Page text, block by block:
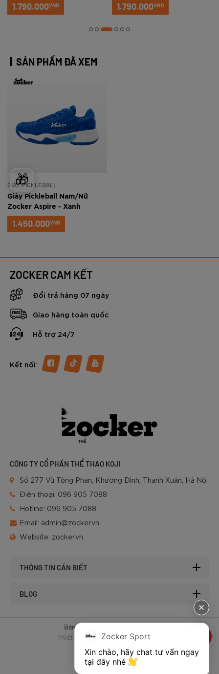
🎁
1.790.000VNĐ 1.790.000VNĐ
SẢN PHẨM ĐÃ XEM
GIÀY PICKLEBALL
Giày Pickleball Nam/Nữ
Zocker Aspire - Xanh
1.450.000VNĐ
ZOCKER CAM KẾT
Đổi trả hàng 07 ngày
Giao hàng toàn quốc
Hỗ trợ 24/7
Kết nối:
CÔNG TY CỔ PHẦN THỂ THAO KOJI
Số 277 Vũ Tông Phan, Khương Đình, Thanh Xuân, Hà Nội
Điện thoại: 096 905 7088
Hotline: 096 905 7088
Email: admin@zocker.vn
Website: zocker.vn
THÔNG TIN CẦN BIẾT
BLOG
Bản quyền © 2025 của Zocker.
Thiết kế website & SEO - Tất Thành
Zocker Sport
Xin chào, hãy chat tư vấn ngay
tại đây nhé